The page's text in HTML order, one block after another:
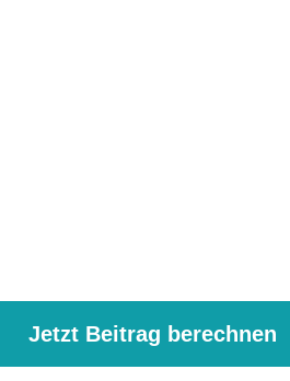
Jetzt Beitrag berechnen